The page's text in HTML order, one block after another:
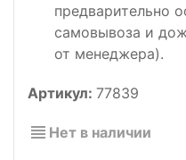
предварительно
самовывоза и
от менеджера).
Артикул: 77839
Нет в наличии